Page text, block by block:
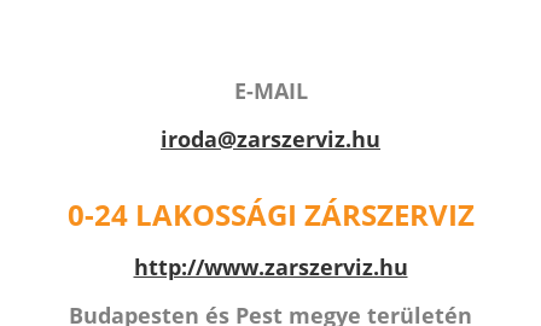
E-MAIL
iroda@zarszerviz.hu
0-24 LAKOSSÁGI ZÁRSZERVIZ
http://www.zarszerviz.hu
Budapesten és Pest megye területén